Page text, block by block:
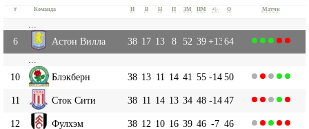
# Команда И В Н П ЗМ ПМ +|- О Матчи
6
Астон Вилла 38 17 13 8 52 39+1364
10
Блэкберн 38 13 11 14 41 55 -14 50
11 Сток Сити 38 11 14 13 34 48 -14 47
12 Фулхэм 38 12 10 16 39 46 -7 46